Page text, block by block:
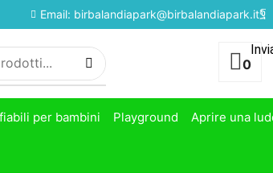
Email: birbalandiapark@birbalandiapark.it
0
per bambini Playground Aprire una